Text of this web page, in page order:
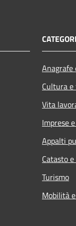
Cultura
Vita
Imprese
Appalti
Catasto
Turismo
Mobilità